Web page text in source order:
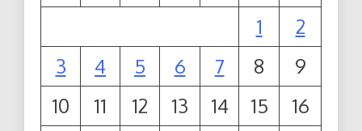
1
2
3
4 5 6 7 8
9
10
11 12 13 14 15
16